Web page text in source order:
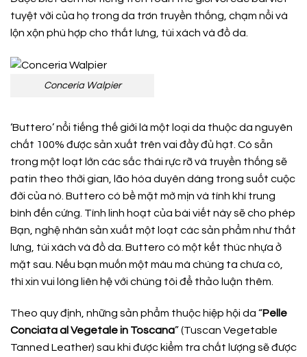
tuyệt vời của họ trong da trơn truyền thống, chạm nổi và
lộn xộn phù hợp cho thắt lưng, túi xách và đồ da.
Conceria Walpier
‘Buttero’ nổi tiếng thế giới là một loại da thuộc da nguyên
chất 100% được sản xuất trên vai đầy đủ hạt. Có sẵn
trong một loạt lớn các sắc thái rực rỡ và truyền thống sẽ
patin theo thời gian, lão hóa duyên dáng trong suốt cuộc
đời của nó. Buttero có bề mặt mờ mịn và tính khí trung
bình đến cứng. Tính linh hoạt của bài viết này sẽ cho phép
Bạn, nghệ nhân sản xuất một loạt các sản phẩm như thắt
lưng, túi xách và đồ da. Buttero có một kết thúc nhựa ở
mặt sau. Nếu bạn muốn một màu mà chúng ta chưa có,
thì xin vui lòng liên hệ với chúng tôi để thảo luận thêm.
Theo quy định, những sản phẩm thuộc hiệp hội da “Pelle
Conciata al Vegetale in Toscana” (Tuscan Vegetable
Tanned Leather) sau khi được kiểm tra chất lượng sẽ được